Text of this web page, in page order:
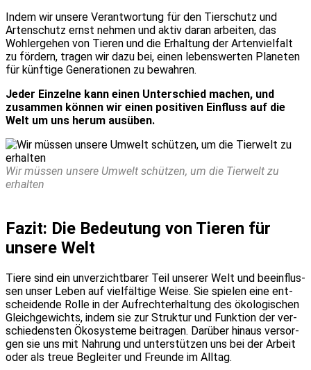
Indem wir unse­re Ver­ant­wor­tung für den Tier­schutz und
Arten­schutz ernst neh­men und aktiv dar­an arbei­ten, das
Wohl­erge­hen von Tie­ren und die Erhal­tung der Arten­viel­falt
zu för­dern, tra­gen wir dazu bei, einen lebens­wer­ten Pla­ne­ten
für künf­ti­ge Gene­ra­tio­nen zu bewah­ren.
Jeder Ein­zel­ne kann einen Unter­schied machen, und
zusam­men kön­nen wir einen posi­ti­ven Ein­fluss auf die
Welt um uns her­um aus­üben.
Wir müs­sen unse­re Umwelt schüt­zen, um die Tier­welt zu
erhal­ten
Fazit: Die Bedeu­tung von Tie­ren für
unse­re Welt
Tie­re sind ein unver­zicht­ba­rer Teil unse­rer Welt und beein­flus­
sen unser Leben auf viel­fäl­ti­ge Wei­se. Sie spie­len eine ent­
schei­den­de Rol­le in der Auf­recht­erhal­tung des öko­lo­gi­schen
Gleich­ge­wichts, indem sie zur Struk­tur und Funk­ti­on der ver­
schie­dens­ten Öko­sys­te­me bei­tra­gen. Dar­über hin­aus ver­sor­
gen sie uns mit Nah­rung und unter­stüt­zen uns bei der Arbeit
oder als treue Beglei­ter und Freun­de im All­tag.